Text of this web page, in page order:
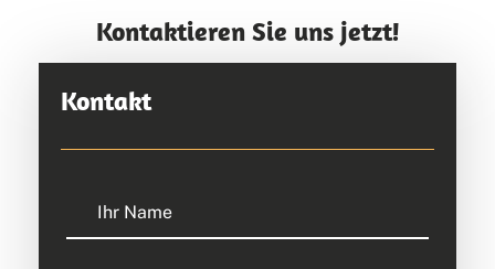
Kontaktieren Sie uns jetzt!
Kontakt